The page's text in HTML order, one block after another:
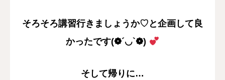
そろそろ講習行きましょうか♡と企画して良
かったです(❁´◡`❁)
そして帰りに…